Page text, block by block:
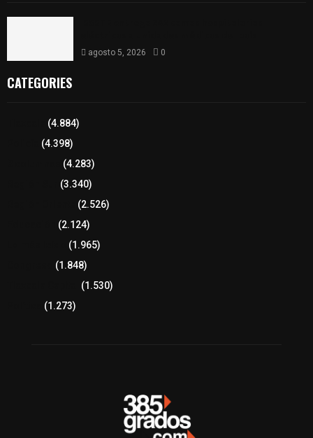
agosto 5, 2026 0
CATEGORIES
(4.884)
(4.398)
(4.283)
(3.340)
(2.526)
(2.124)
(1.965)
(1.848)
(1.530)
(1.273)